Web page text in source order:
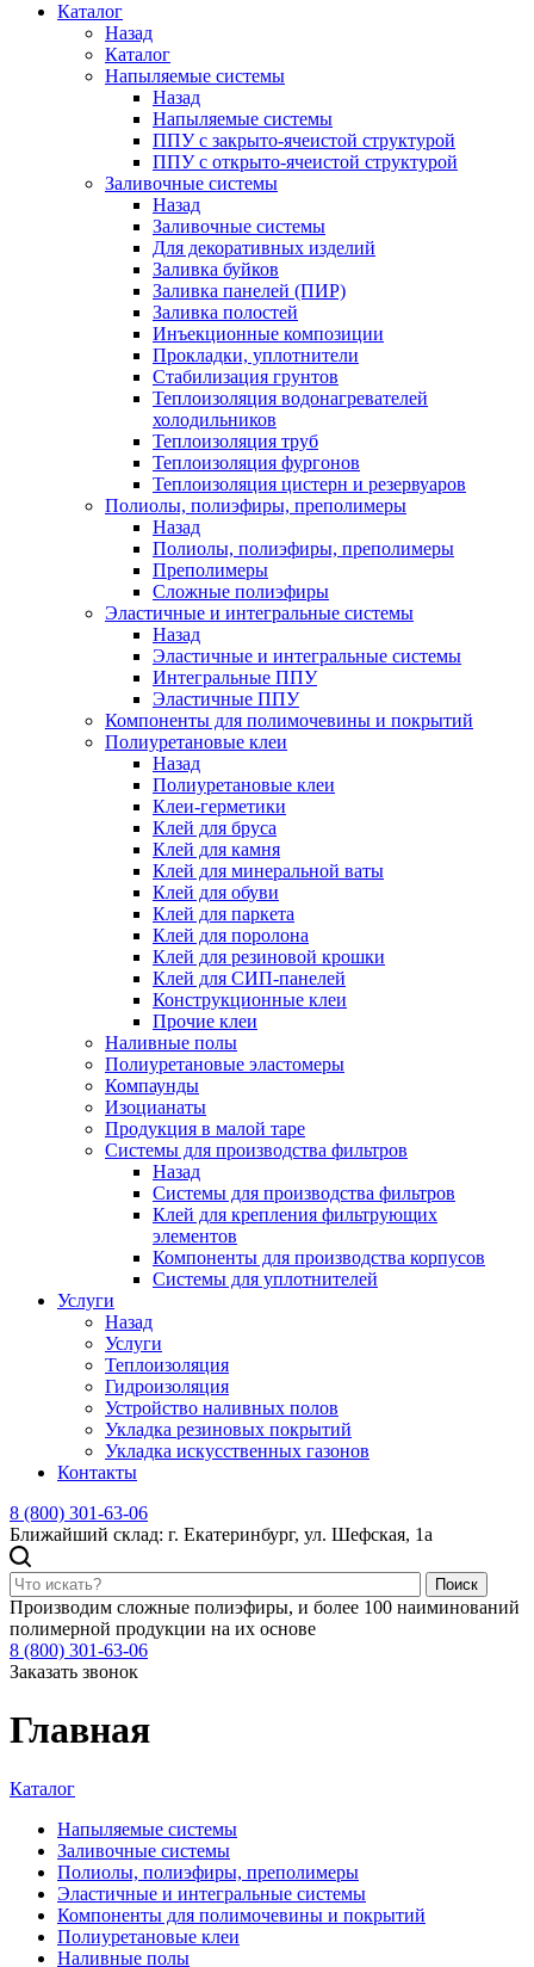
Каталог
Назад
Каталог
Напыляемые системы
Назад
Напыляемые системы
ППУ с закрыто-ячеистой структурой
ППУ с открыто-ячеистой структурой
Заливочные системы
Назад
Заливочные системы
Для декоративных изделий
Заливка буйков
Заливка панелей (ПИР)
Заливка полостей
Инъекционные композиции
Прокладки, уплотнители
Стабилизация грунтов
Теплоизоляция водонагревателей
холодильников
Теплоизоляция труб
Теплоизоляция фургонов
Теплоизоляция цистерн и резервуаров
Полиолы, полиэфиры, преполимеры
Назад
Полиолы, полиэфиры, преполимеры
Преполимеры
Сложные полиэфиры
Эластичные и интегральные системы
Назад
Эластичные и интегральные системы
Интегральные ППУ
Эластичные ППУ
Компоненты для полимочевины и покрытий
Полиуретановые клеи
Назад
Полиуретановые клеи
Клеи-герметики
Клей для бруса
Клей для камня
Клей для минеральной ваты
Клей для обуви
Клей для паркета
Клей для поролона
Клей для резиновой крошки
Клей для СИП-панелей
Конструкционные клеи
Прочие клеи
Наливные полы
Полиуретановые эластомеры
Компаунды
Изоцианаты
Продукция в малой таре
Системы для производства фильтров
Назад
Системы для производства фильтров
Клей для крепления фильтрующих
элементов
Компоненты для производства корпусов
Системы для уплотнителей
Услуги
Назад
Услуги
Теплоизоляция
Гидроизоляция
Устройство наливных полов
Укладка резиновых покрытий
Укладка искусственных газонов
Контакты
8 (800) 301-63-06
Ближайший склад: г. Екатеринбург, ул. Шефская, 1а
Поиск
Производим сложные полиэфиры, и более 100 наиминований
полимерной продукции на их основе
8 (800) 301-63-06
Заказать звонок
Главная
Каталог
Напыляемые системы
Заливочные системы
Полиолы, полиэфиры, преполимеры
Эластичные и интегральные системы
Компоненты для полимочевины и покрытий
Полиуретановые клеи
Наливные полы